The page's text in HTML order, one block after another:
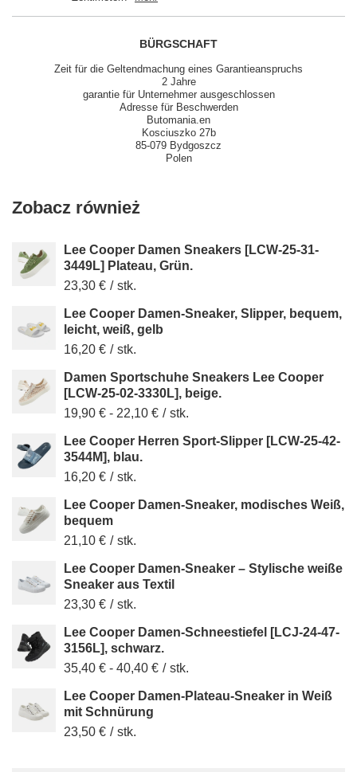
BÜRGSCHAFT
Zeit für die Geltendmachung eines Garantieanspruchs
2 Jahre
garantie für Unternehmer ausgeschlossen
Adresse für Beschwerden
Butomania.en
Kosciuszko 27b
85-079 Bydgoszcz
Polen
Zobacz również
Lee Cooper Damen Sneakers [LCW-25-31-
3449L] Plateau, Grün.
23,30 € / stk.
Lee Cooper Damen-Sneaker, Slipper, bequem,
leicht, weiß, gelb
16,20 € / stk.
Damen Sportschuhe Sneakers Lee Cooper
[LCW-25-02-3330L], beige.
19,90 € - 22,10 € / stk.
Lee Cooper Herren Sport-Slipper [LCW-25-42-
3544M], blau.
16,20 € / stk.
Lee Cooper Damen-Sneaker, modisches Weiß,
bequem
21,10 € / stk.
Lee Cooper Damen-Sneaker – Stylische weiße
Sneaker aus Textil
23,30 € / stk.
Lee Cooper Damen-Schneestiefel [LCJ-24-47-
3156L], schwarz.
35,40 € - 40,40 € / stk.
Lee Cooper Damen-Plateau-Sneaker in Weiß
mit Schnürung
23,50 € / stk.